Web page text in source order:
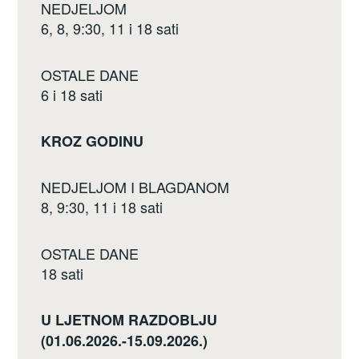
NEDJELJOM
6, 8, 9:30, 11 i 18 sati
OSTALE DANE
6 i 18 sati
KROZ GODINU
NEDJELJOM I BLAGDANOM
8, 9:30, 11 i 18 sati
OSTALE DANE
18 sati
U LJETNOM RAZDOBLJU
(01.06.2026.-15.09.2026.)